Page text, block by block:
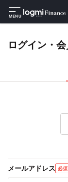
MENU
ログイン・
メールアドレス 必須